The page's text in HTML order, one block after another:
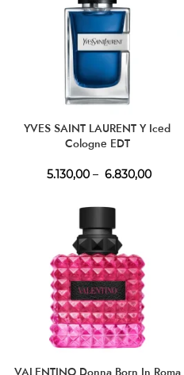
YVES SAINT LAURENT Y Iced
Cologne EDT
5.130,00 – 6.830,00
VALENTINO Donna Born In Roma